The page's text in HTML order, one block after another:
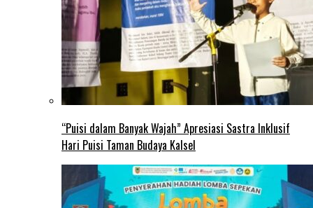
“Puisi dalam Banyak Wajah” Apresiasi Sastra Inklusif
Hari Puisi Taman Budaya Kalsel